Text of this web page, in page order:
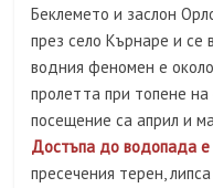
Беклемето и заслон
през село Кърнаре и се
водния феномен е
пролетта при топене
посещение са април и
Достъпа до водопада е
пресечения терен,